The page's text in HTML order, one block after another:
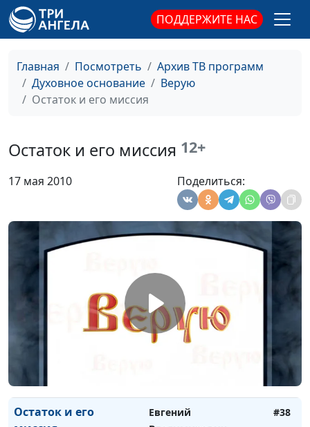
ПОДДЕРЖИТЕ НАС
Главная Посмотреть
Архив ТВ программ
Духовное основание
Верую
Остаток и его миссия
Остаток и его миссия 12+
17 мая 2010 Поделиться:
священнослужитель
священнослужитель
Бог - наш Небесный
Отец
Николай Смагин,
священнослужитель
Борьба авторитетов
Николай Смагин,
священнослужитель
Новая Земля
Владимирович Зайцев,
#41
Тысячелетнее царство
и конец греха
Евгений
Владимирович Зайцев,
доктор богословия
#39
Остаток и его
Евгений
#38